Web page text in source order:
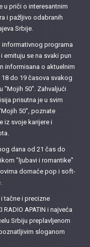
u priči o interesantnim
i pažljivo odabranih
Srbije.
informativnog programa
emituju se na svaki pun
informisana o aktuelnim
do 19 časova svakog
"Mojih 50". Zahvaljući
prisutna je u svim
50", poznate
iz svoje karijere i
dana od 21 čas do
"ljubavi i romantike"
domaće pop i soft-
tačne i precizne
APATIN i najveća
Srbiju preplavljenom
sloganom